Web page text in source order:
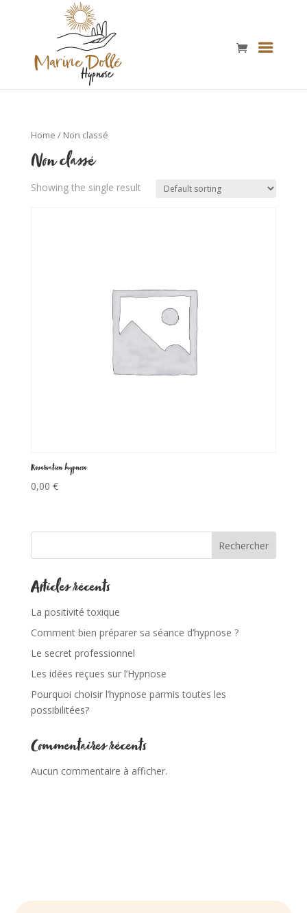
Home / Non classé
Non classé
Showing the single result
Réservation hypnose
0,00 €
Rechercher
Articles récents
La positivité toxique
Comment bien préparer sa séance d’hypnose ?
Le secret professionnel
Les idées reçues sur l’Hypnose
Pourquoi choisir l’hypnose parmis toutes les
possibilitées?
Commentaires récents
Aucun commentaire à afficher.